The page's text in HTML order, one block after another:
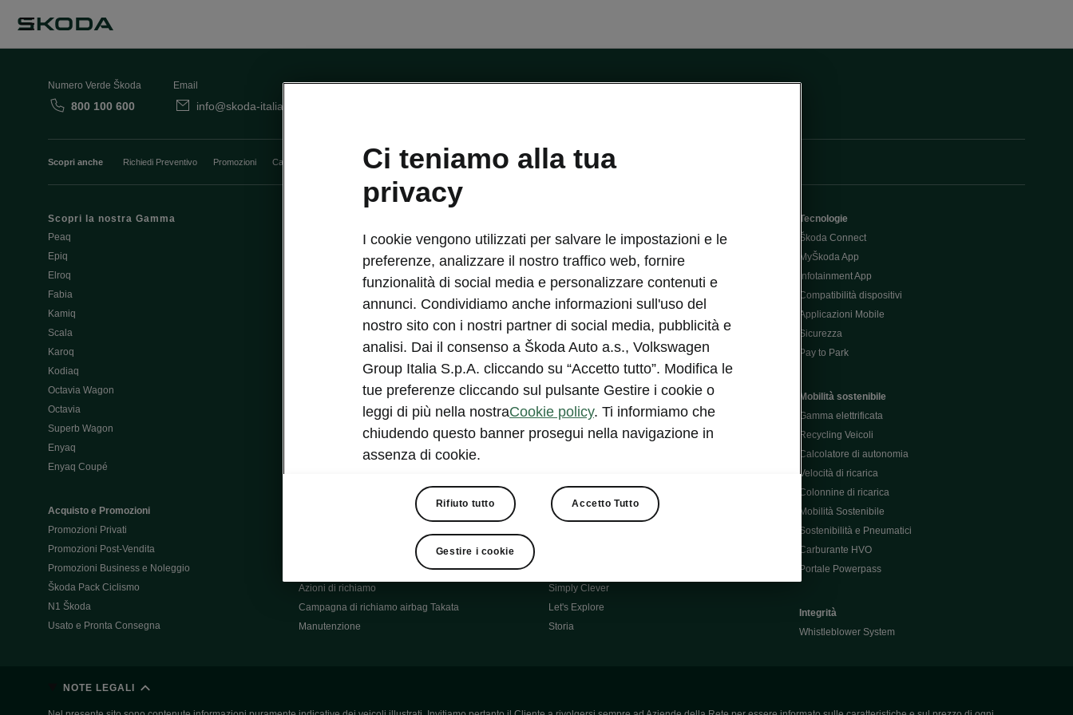
Numero Verde Škoda
800 100 600
Email
info@skoda-italia.it
Scopri anche Richiedi Preventivo Promozioni Cataloghi e Listini Car Configurator Rete Škoda
Scopri la nostra Gamma
Peaq
Epiq
Elroq
Fabia
Kamiq
Scala
Karoq
Kodiaq
Octavia Wagon
Octavia
Superb Wagon
Enyaq
Enyaq Coupé
Acquisto e Promozioni
Promozioni Privati
Promozioni Post-Vendita
Promozioni Business e Noleggio
Škoda Pack Ciclismo
N1 Škoda
Usato e Pronta Consegna
Aziende e P.IVA
Usato Škoda Plus
Cataloghi e listini
Richiedi Preventivo
Richiedi Test Drive
Post-vendita aziende e P.IVA
Škoda Supercard
Azioni di richiamo
Campagna di richiamo airbag Takata
Manutenzione
Informazioni per soccorritori
Dichiarazione di cambio proprietà
Richiedi Assistenza Service
Mondo Škoda
Milano Design Week
Fabia Green Flow
Škoda Official Partner X Factor 202
Elroq Respectline
Contatti
Auto per neopatentati
Simply Clever
Let's Explore
Storia
Tecnologie
Škoda Connect
MyŠkoda App
Infotainment App
Compatibilità dispositivi
Applicazioni Mobile
Sicurezza
Pay to Park
Mobilità sostenibile
Gamma elettrificata
Recycling Veicoli
Calcolatore di autonomia
Velocità di ricarica
Colonnine di ricarica
Mobilità Sostenibile
Sostenibilità e Pneumatici
Carburante HVO
Portale Powerpass
Integrità
Whistleblower System
NOTE LEGALI
Ci teniamo alla tua
privacy
I cookie vengono utilizzati per salvare le impostazioni e le
preferenze, analizzare il nostro traffico web, fornire
funzionalità di social media e personalizzare contenuti e
annunci. Condividiamo anche informazioni sull'uso del
nostro sito con i nostri partner di social media, pubblicità e
analisi. Dai il consenso a Škoda Auto a.s., Volkswagen
Group Italia S.p.A. cliccando su “Accetto tutto”. Modifica le
tue preferenze cliccando sul pulsante Gestire i cookie o
leggi di più nella nostraCookie policy. Ti informiamo che
chiudendo questo banner prosegui nella navigazione in
assenza di cookie.
Rifiuto tutto Accetto Tutto
Gestire i cookie